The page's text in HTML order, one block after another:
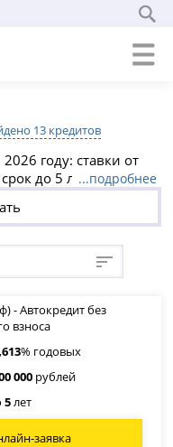
13 кредитов
году: ставки от
до 5 лет. Выберите
или подержанный
одобрение
первоначального
взятых займов.
...подробнее
- Автокредит без
взноса
,613% годовых
000 рублей
5лет
заявка